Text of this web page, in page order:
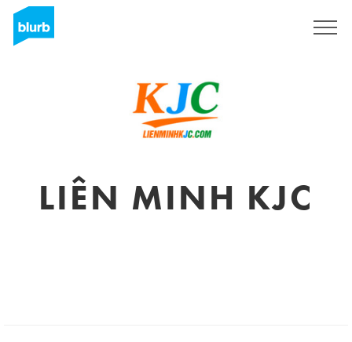
LIÊN MINH KJC